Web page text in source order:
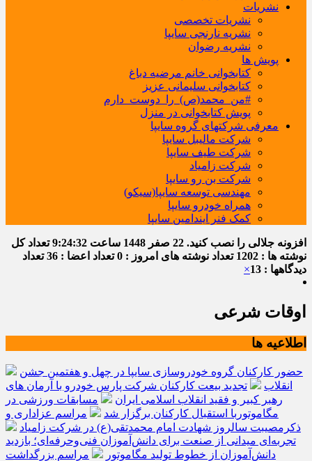
نشریات
نشریات تخصصی
نشریه نارنجی سایپا
نشریه رضوان
پویش ها
کتابخوانی خانم مرضیه دباغ
کتابخوانی سلیمانی عزیز
#من_محمد(ص)_را_دوست_دارم
پویش کتابخوانی در منزل
معرفی شرکتهای گروه سایپا
شرکت مالیبل سایپا
شرکت طیف سایپا
شرکت زامیاد
شرکت بن رو سایپا
مهندسی توسعه سایپا(سیکو)
همراه خودرو سایپا
کمک فنر ایندامین سایپا
افزونه جلالی را نصب کنید. 22 صفر 1448 ساعت 9:24:32تعداد کل
نوشته ها : 1202
تعداد نوشته های امروز : 0 تعداد اعضا : 36
تعداد
دیدگاهها : 13
×
اوقات شرعی
اطلاعیه ها
حضور کارکنان گروه خودروسازی سایپا در چهل و هفتمین جشن
انقلاب
تجدید بیعت کارکنان شرکت پارس خودرو با آرمان های
رهبر کبیر و فقید انقلاب اسلامی ایران
مسابقات ورزشی در
مگاموتوربا استقبال کارکنان برگزار شد
مراسم عزاداری و
ذکرمصیبت سالروز شهادت امام محمدتقی(ع) در شرکت زامیاد
تجربه‌ای میدانی از صنعت برای دانش‌آموزان فنی‌وحرفه‌ای؛ بازدید
دانش‌آموزان از خطوط تولید مگاموتور
مراسم بزرگداشت